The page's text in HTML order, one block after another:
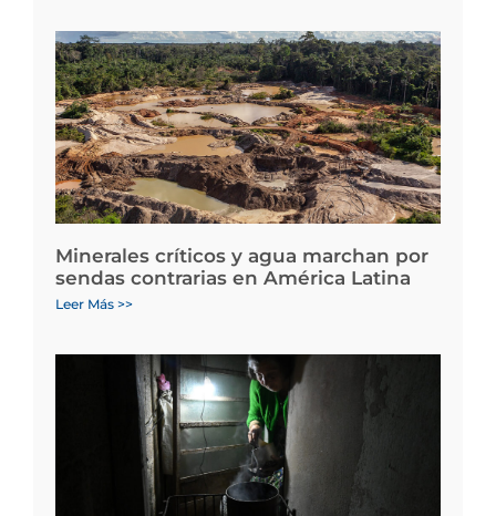
Minerales críticos y agua marchan por
sendas contrarias en América Latina
Leer Más >>